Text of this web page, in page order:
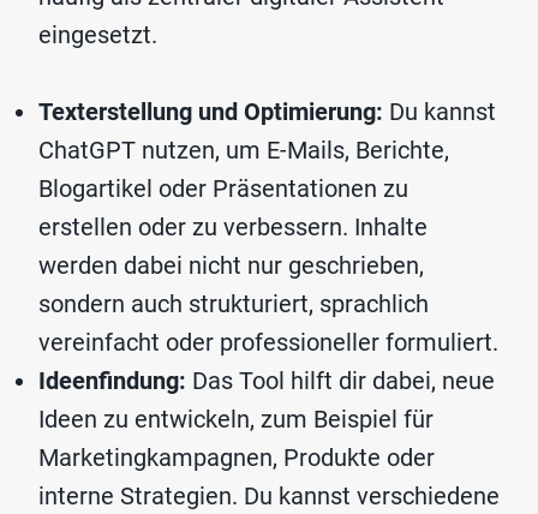
eingesetzt.
Texterstellung und Optimierung: Du kannst
ChatGPT nutzen, um E-Mails, Berichte,
Blogartikel oder Präsentationen zu
erstellen oder zu verbessern. Inhalte
werden dabei nicht nur geschrieben,
sondern auch strukturiert, sprachlich
vereinfacht oder professioneller formuliert.
Ideenfindung: Das Tool hilft dir dabei, neue
Ideen zu entwickeln, zum Beispiel für
Marketingkampagnen, Produkte oder
interne Strategien. Du kannst verschiedene